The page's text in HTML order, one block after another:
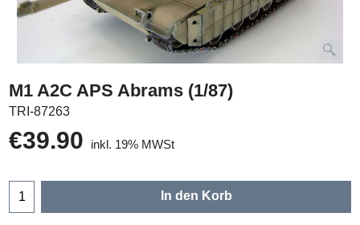
M1 A2C APS Abrams (1/87)
TRI-87263
€39.90 inkl. 19% MWSt
In den Korb